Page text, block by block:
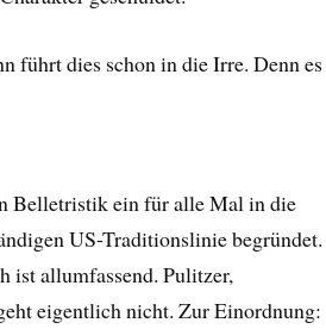
führt dies schon in die Irre. Denn es
Belletristik ein für alle Mal in die
US-Traditionslinie begründet.
ist allumfassend. Pulitzer,
eigentlich nicht. Zur Einordnung: